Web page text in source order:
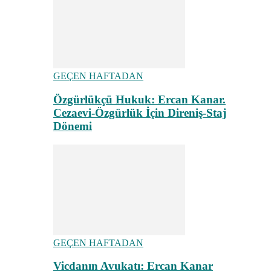
GEÇEN HAFTADAN
Özgürlükçü Hukuk: Ercan Kanar.
Cezaevi-Özgürlük İçin Direniş-Staj
Dönemi
GEÇEN HAFTADAN
Vicdanın Avukatı: Ercan Kanar